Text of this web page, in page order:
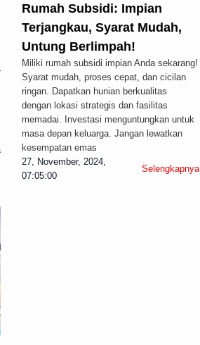
Rumah Subsidi: Impian
Terjangkau, Syarat Mudah,
Untung Berlimpah!
Miliki rumah subsidi impian Anda sekarang!
Syarat mudah, proses cepat, dan cicilan
ringan. Dapatkan hunian berkualitas
dengan lokasi strategis dan fasilitas
memadai. Investasi menguntungkan untuk
masa depan keluarga. Jangan lewatkan
kesempatan emas
27, November, 2024,
07:05:00
Selengkapnya